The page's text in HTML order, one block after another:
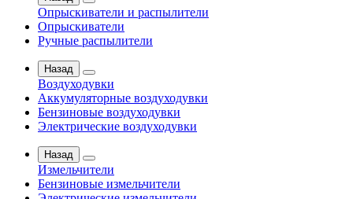
Опрыскиватели и распылители
Опрыскиватели
Ручные распылители
Назад
Воздуходувки
Аккумуляторные воздуходувки
Бензиновые воздуходувки
Электрические воздуходувки
Назад
Измельчители
Бензиновые измельчители